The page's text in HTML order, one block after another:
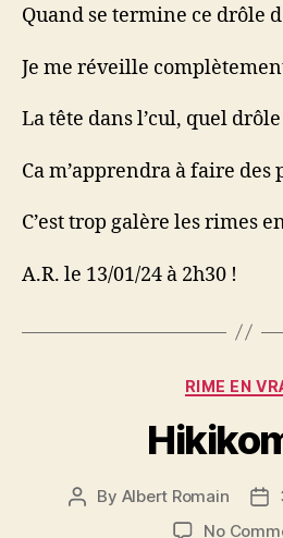
Quand se termine ce drôle
Je me réveille
La tête dans l’cul, quel
Ca m’apprendra à faire des
C’est trop galère les rimes
A.R. le 13/01/24 à 2h30 !
RIME EN
Post
By Albert Romain
No